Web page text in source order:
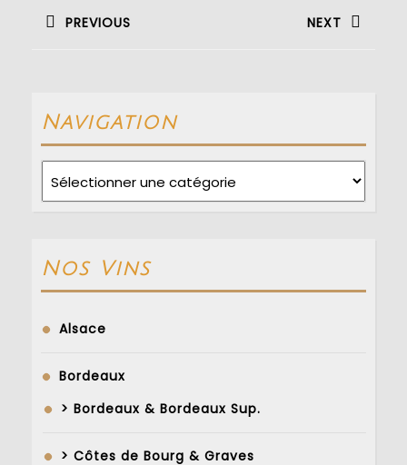
dePREVIOUS NEXT
Navigation
Nos Vins
Alsace
Bordeaux
> Bordeaux & Bordeaux Sup.
> Côtes de Bourg & Graves